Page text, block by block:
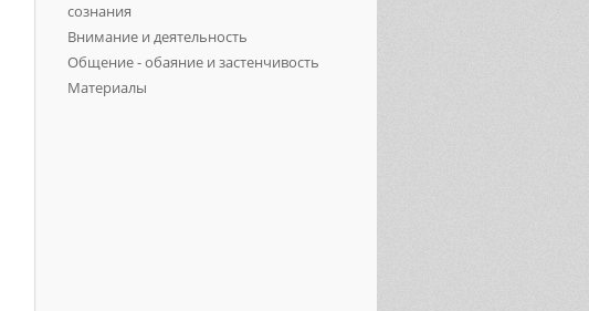
сознания
Внимание и деятельность
Общение - обаяние и застенчивость
Материалы